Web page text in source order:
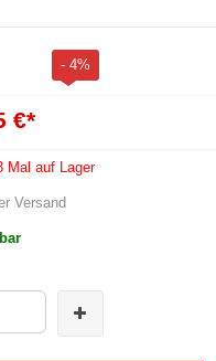
- 4%
€*
Mal auf Lager
Versand